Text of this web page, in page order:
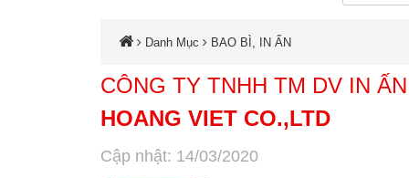
Danh Mục BAO BÌ, IN ẤN
CÔNG TY TNHH TM DV IN
HOANG VIET CO.,LTD
Cập nhật: 14/03/2020